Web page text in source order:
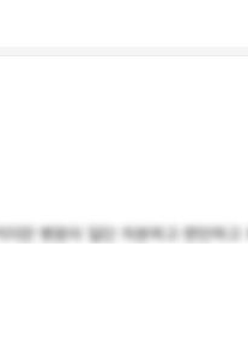
만 병원이 일단 차분하고 편안하고